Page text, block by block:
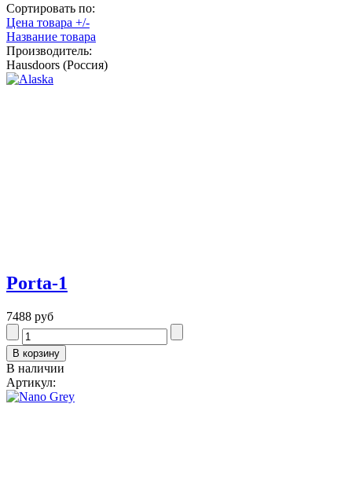
Сортировать по:
Цена товара +/-
Название товара
Производитель:
Hausdoors (Россия)
Porta-1
7488 руб
В наличии
Артикул: